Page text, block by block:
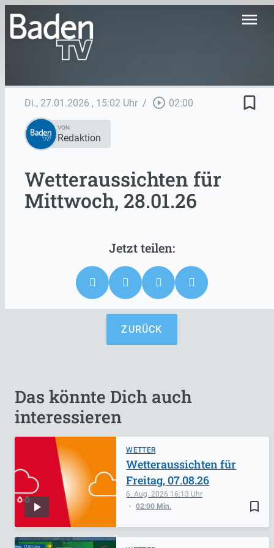
menu
Di., 27.01.2026 , 15:02 Uhr / play_circle_outline 02:00 bookmark_border
VON
Redaktion
Wetteraussichten für
Mittwoch, 28.01.26
ZURÜCK
Das könnte Dich auch
interessieren
WETTER
bookmark_border
6. Aug. 2026 16:13
02:00 Min.
Wetteraussichten für
Freitag, 07.08.26